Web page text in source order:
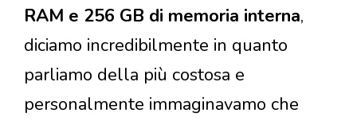
RAM e 256 GB di memoria interna,
diciamo incredibilmente in quanto
parliamo della più costosa e
personalmente immaginavamo che